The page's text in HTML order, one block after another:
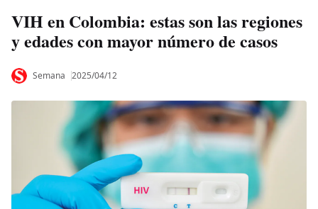
VIH en Colombia: estas son las regiones
y edades con mayor número de casos
Semana 2025/04/12